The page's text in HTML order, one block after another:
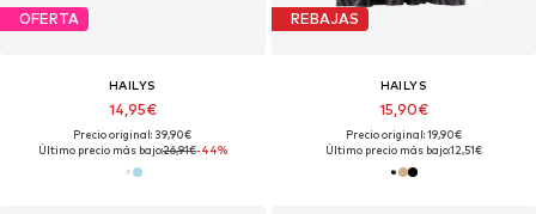
OFERTA
HAILYS
14,95€
Precio original: 39,90€
Último precio más bajo:26,91€-44%
REBAJAS
HAILYS
15,90€
Precio original: 19,90€
Último precio más bajo:12,51€